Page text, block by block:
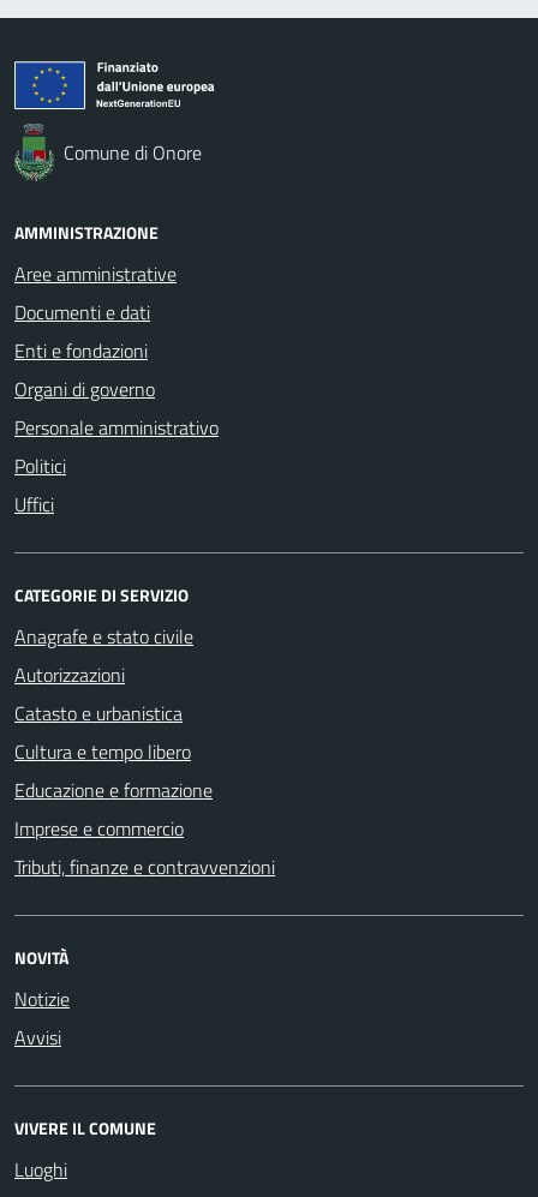
Comune di Onore
AMMINISTRAZIONE
Aree amministrative
Documenti e dati
Enti e fondazioni
Organi di governo
Personale amministrativo
Politici
Uffici
CATEGORIE DI SERVIZIO
Anagrafe e stato civile
Autorizzazioni
Catasto e urbanistica
Cultura e tempo libero
Educazione e formazione
Imprese e commercio
Tributi, finanze e contravvenzioni
NOVITÀ
Notizie
Avvisi
VIVERE IL COMUNE
Luoghi